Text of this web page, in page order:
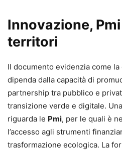
Innovazione,
territori
Il documento evidenzia come
dipenda dalla capacità di
partnership tra pubblico e
transizione verde e digitale.
riguarda le Pmi, per le quali è
l’accesso agli strumenti
trasformazione ecologica. La